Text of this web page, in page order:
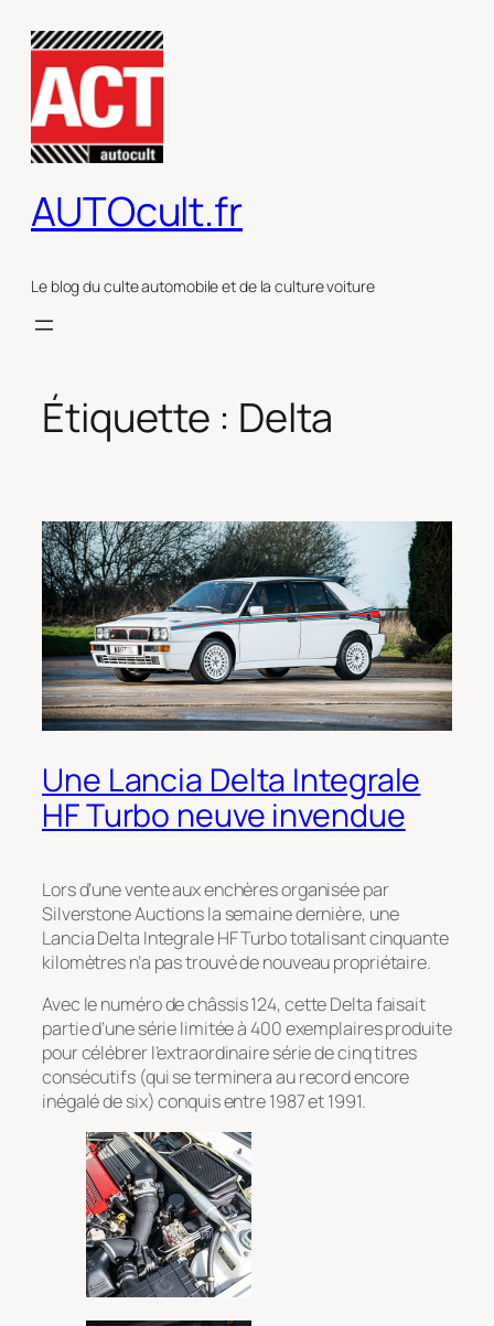
contenu
AUTOcult.fr
Le blog du culte automobile et de la culture voiture
Étiquette : Delta
Une Lancia Delta Integrale
HF Turbo neuve invendue
Lors d’une vente aux enchères organisée par
Silverstone Auctions la semaine dernière, une
Lancia Delta Integrale HF Turbo totalisant cinquante
kilomètres n’a pas trouvé de nouveau propriétaire.
Avec le numéro de châssis 124, cette Delta faisait
partie d’une série limitée à 400 exemplaires produite
pour célébrer l’extraordinaire série de cinq titres
consécutifs (qui se terminera au record encore
inégalé de six) conquis entre 1987 et 1991.